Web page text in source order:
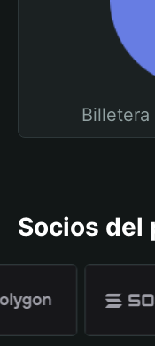
Billetera
Socios del